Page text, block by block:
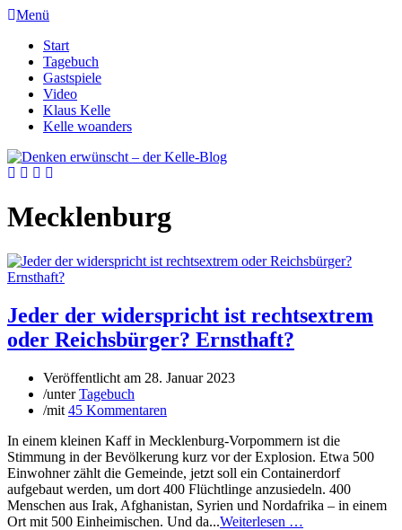
Menü
Start
Tagebuch
Gastspiele
Video
Klaus Kelle
Kelle woanders
Mecklenburg
Jeder der widerspricht ist rechtsextrem
oder Reichsbürger? Ernsthaft?
Veröffentlicht am 28. Januar 2023
/unterTagebuch
/mit 45 Kommentaren
In einem kleinen Kaff in Mecklenburg-Vorpommern ist die
Stimmung in der Bevölkerung kurz vor der Explosion. Etwa 500
Einwohner zählt die Gemeinde, jetzt soll ein Containerdorf
aufgebaut werden, um dort 400 Flüchtlinge anzusiedeln. 400
Menschen aus Irak, Afghanistan, Syrien und Nordafrika – in einem
Ort mit 500 Einheimischen. Und da...Weiterlesen …